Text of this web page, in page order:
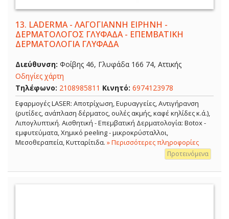
13. LADERMA - ΛΑΓΟΓΙΑΝΝΗ ΕΙΡΗΝΗ -
ΔΕΡΜΑΤΟΛΟΓΟΣ ΓΛΥΦΑΔΑ - ΕΠΕΜΒΑΤΙΚΗ
ΔΕΡΜΑΤΟΛΟΓΙΑ ΓΛΥΦΑΔΑ
Διεύθυνση: Φοίβης 46, Γλυφάδα 166 74, Αττικής
Οδηγίες χάρτη
Τηλέφωνο: 2108985811 Κινητό: 6974123978
Εφαρμογές LASER: Αποτρίχωση, Ευρυαγγείες, Αντιγήρανση
(ρυτίδες, ανάπλαση δέρματος, ουλές ακμής, καφέ κηλίδες κ.ά.),
Λιπογλυπτική. Αισθητική - Επεμβατική Δερματολογία: Botox -
εμφυτεύματα, Χημικό peeling - μικροκρύσταλλοι,
Μεσοθεραπεία, Κυτταρίτιδα. » Περισσότερες πληροφορίες
Προτεινόμενα